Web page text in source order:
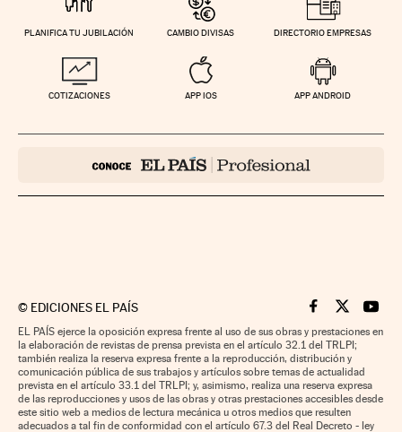
PLANIFICA TU JUBILACIÓN CAMBIO DIVISAS DIRECTORIO EMPRESAS
COTIZACIONES APP IOS APP ANDROID
© EDICIONES EL PAÍS Cinco Días en
Cinco Días
Cinco
EL PAÍS ejerce la oposición expresa frente al uso de sus obras y prestaciones en
la elaboración de revistas de prensa prevista en el artículo 32.1 del TRLPI;
también realiza la reserva expresa frente a la reproducción, distribución y
comunicación pública de sus trabajos y artículos sobre temas de actualidad
prevista en el artículo 33.1 del TRLPI; y, asimismo, realiza una reserva expresa
de las reproducciones y usos de las obras y otras prestaciones accesibles desde
este sitio web a medios de lectura mecánica u otros medios que resulten
adecuados a tal fin de conformidad con el artículo 67.3 del Real Decreto - ley